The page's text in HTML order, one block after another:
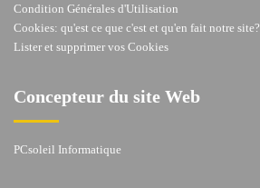
Condition Générales d'Utilisation
Cookies: qu'est ce que c'est et qu'en fait notre site?
Lister et supprimer vos Cookies
Concepteur du site Web
PCsoleil Informatique